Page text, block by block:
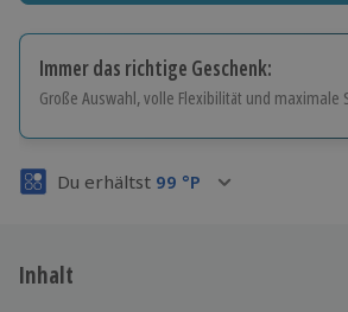
Immer das richtige Geschenk:
Große Auswahl, volle Flexibilität und maximale
Volle Flexibilität
3 Jahre gültig & verlängerbar.
Du erhältst 99 °P
Inhalt